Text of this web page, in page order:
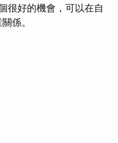
很好的機會，可以在自
係。